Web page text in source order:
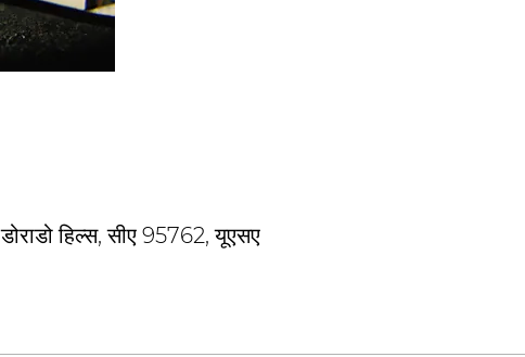
हिल्स, सीए 95762, यूएसए